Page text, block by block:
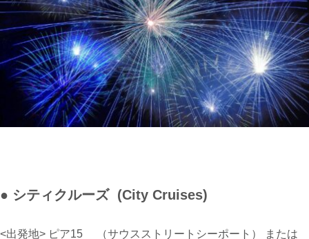
● シティクルーズ (City Cruises)
<出発地> ピア15 （サウスストリートシーポート） または